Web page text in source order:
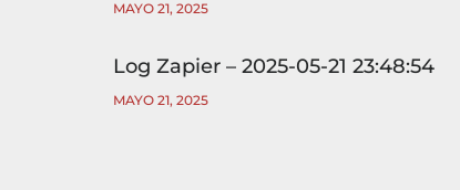
MAYO 21, 2025
Log Zapier – 2025-05-21 23:48:54
MAYO 21, 2025